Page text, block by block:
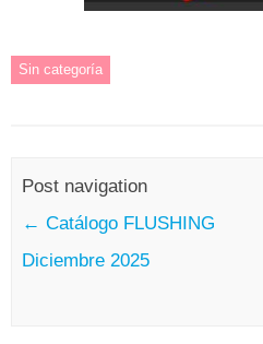
Sin categoría
Post navigation
← Catálogo FLUSHING
Diciembre 2025